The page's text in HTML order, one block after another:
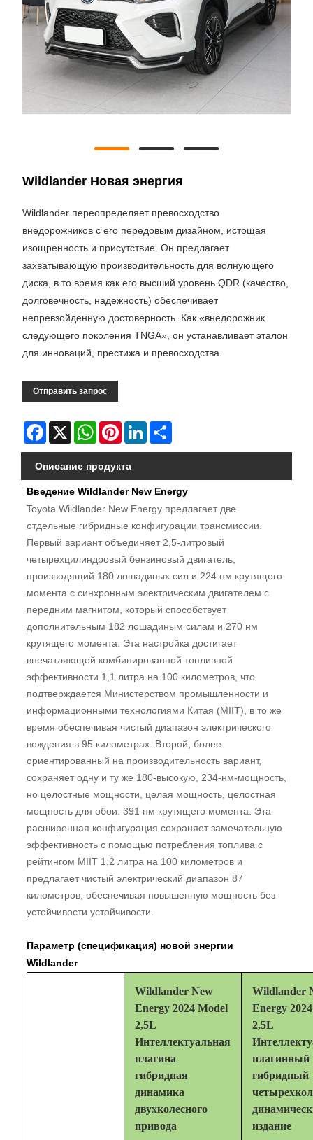
Wildlander Новая энергия
Wildlander переопределяет превосходство
внедорожников с его передовым дизайном, истощая
изощренность и присутствие. Он предлагает
захватывающую производительность для волнующего
диска, в то время как его высший уровень QDR (качество,
долговечность, надежность) обеспечивает
непревзойденную достоверность. Как «внедорожник
следующего поколения TNGA», он устанавливает эталон
для инноваций, престижа и превосходства.
Отправить запрос
Facebook
X WhatsAppPinterestLinkedIn
Описание продукта
Введение Wildlander New Energy
Toyota Wildlander New Energy предлагает две
отдельные гибридные конфигурации трансмиссии.
Первый вариант объединяет 2,5-литровый
четырехцилиндровый бензиновый двигатель,
производящий 180 лошадиных сил и 224 нм крутящего
момента с синхронным электрическим двигателем с
передним магнитом, который способствует
дополнительным 182 лошадиным силам и 270 нм
крутящего момента. Эта настройка достигает
впечатляющей комбинированной топливной
эффективности 1,1 литра на 100 километров, что
подтверждается Министерством промышленности и
информационными технологиями Китая (MIIT), в то же
время обеспечивая чистый диапазон электрического
вождения в 95 километрах. Второй, более
ориентированный на производительность вариант,
сохраняет одну и ту же 180-высокую, 234-нм-мощность,
но целостные мощности, целая мощность, целостная
мощность для обои. 391 нм крутящего момента. Эта
расширенная конфигурация сохраняет замечательную
эффективность с помощью потребления топлива с
рейтингом MIIT 1,2 литра на 100 километров и
предлагает чистый электрический диапазон 87
километров, обеспечивая повышенную мощность без
устойчивости устойчивости.
Параметр (спецификация) новой энергии
Wildlander
Wildlander New
Energy 2024 Model
2,5L
Интеллектуальная
плагина
гибридная
динамика
двухколесного
привода
Wildlander
Energy
2,5L
плагинный
гибридный
издание